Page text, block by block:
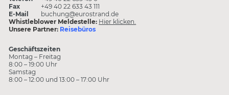
Fax
+49 40 22 633 43 111
E-Mail
buchung@eurostrand.de
Whistleblower Meldestelle: Hier klicken.
Unsere Partner: Reisebüros
Geschäftszeiten
Montag – Freitag
8:00 – 19:00 Uhr
Samstag
8:00 – 12:00 und 13:00 – 17:00 Uhr